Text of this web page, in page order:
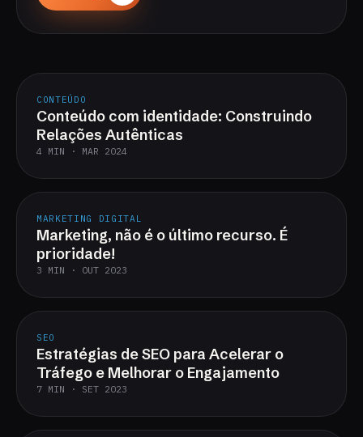
CONTEÚDO
Conteúdo com identidade: Construindo
Relações Autênticas
4 MIN · MAR 2024
MARKETING DIGITAL
Marketing, não é o último recurso. É
prioridade!
3 MIN · OUT 2023
SEO
Estratégias de SEO para Acelerar o
Tráfego e Melhorar o Engajamento
7 MIN · SET 2023